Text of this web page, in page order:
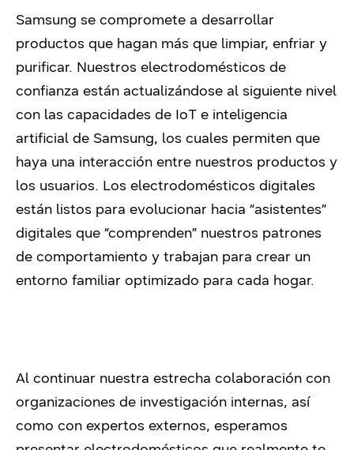
Samsung se compromete a desarrollar
productos que hagan más que limpiar, enfriar y
purificar. Nuestros electrodomésticos de
confianza están actualizándose al siguiente nivel
con las capacidades de IoT e inteligencia
artificial de Samsung, los cuales permiten que
haya una interacción entre nuestros productos y
los usuarios. Los electrodomésticos digitales
están listos para evolucionar hacia “asistentes”
digitales que “comprenden” nuestros patrones
de comportamiento y trabajan para crear un
entorno familiar optimizado para cada hogar.
Al continuar nuestra estrecha colaboración con
organizaciones de investigación internas, así
como con expertos externos, esperamos